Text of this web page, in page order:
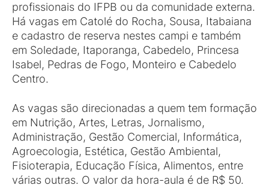
profissionais do IFPB ou da comunidade externa.
Há vagas em Catolé do Rocha, Sousa, Itabaiana
e cadastro de reserva nestes campi e também
em Soledade, Itaporanga, Cabedelo, Princesa
Isabel, Pedras de Fogo, Monteiro e Cabedelo
Centro.
As vagas são direcionadas a quem tem formação
em Nutrição, Artes, Letras, Jornalismo,
Administração, Gestão Comercial, Informática,
Agroecologia, Estética, Gestão Ambiental,
Fisioterapia, Educação Física, Alimentos, entre
várias outras. O valor da hora-aula é de R$ 50.